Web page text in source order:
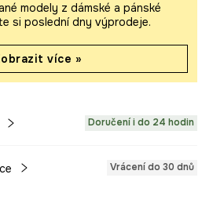
modely z dámské a pánské
si poslední dny výprodeje.
více »
Doručení i do 24 hodin
Vrácení do 30 dnů